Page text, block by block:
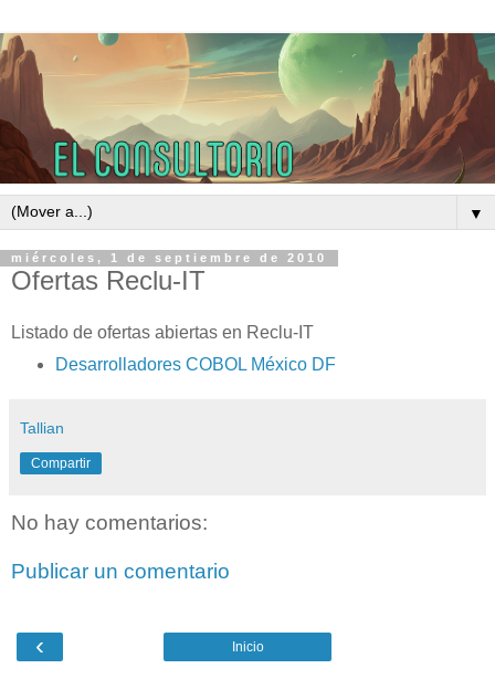
▼
miércoles, 1 de septiembre de 2010
Ofertas Reclu-IT
Listado de ofertas abiertas en Reclu-IT
Desarrolladores COBOL México DF
Tallian
Compartir
No hay comentarios:
Publicar un comentario
‹ Inicio